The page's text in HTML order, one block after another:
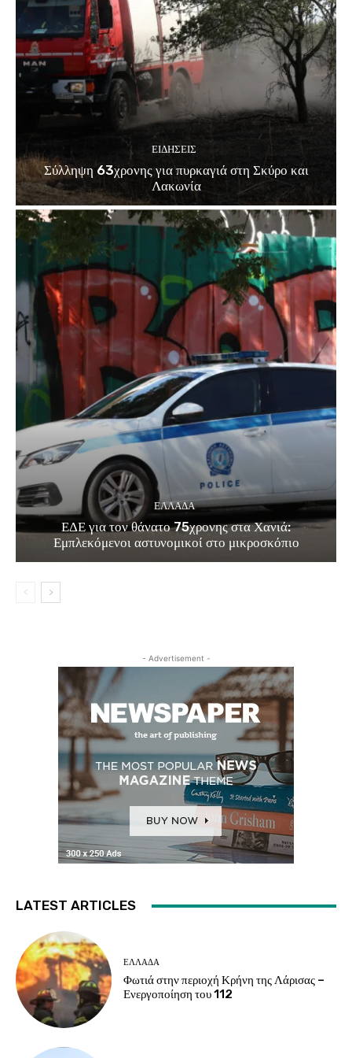
ΕΙΔΗΣΕΙΣ
Σύλληψη 63χρονης για πυρκαγιά στη Σκύρο και
Λακωνία
ΕΛΛΑΔΑ
ΕΔΕ για τον θάνατο 75χρονης στα Χανιά:
Εμπλεκόμενοι αστυνομικοί στο μικροσκόπιο
- Advertisement -
LATEST ARTICLES
ΕΛΛΑΔΑ
Φωτιά στην περιοχή Κρήνη της Λάρισας –
Ενεργοποίηση του 112